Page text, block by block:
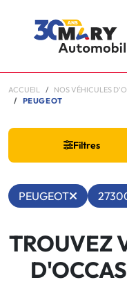
ACCUEIL NOS VÉHICULES
PEUGEOT
Filtres
PEUGEOT
TROUVEZ